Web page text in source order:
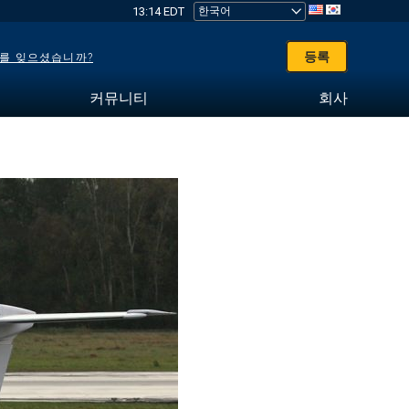
13:14 EDT
잊으셨습니까? 등록
커뮤니티 회사